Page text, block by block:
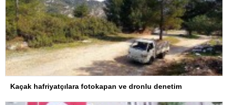
Kaçak hafriyatçılara fotokapan ve dronlu denetim